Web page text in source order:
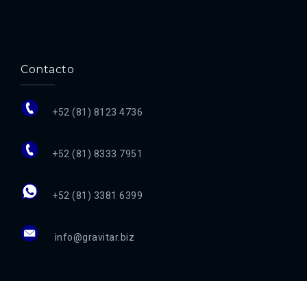
Contacto
+52 (81) 8123 4736
+52 (81) 8333 7951
+52 (81) 3381 6399
info@gravitar.biz